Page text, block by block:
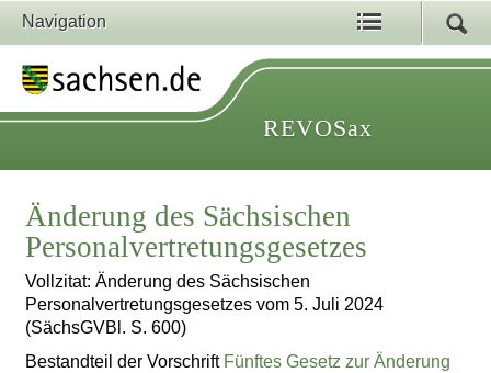
Navigation
REVOSax
Änderung des Sächsischen
Personalvertretungsgesetzes
Vollzitat: Änderung des Sächsischen
Personalvertretungsgesetzes vom 5. Juli 2024
(SächsGVBl. S. 600)
Bestandteil der Vorschrift Fünftes Gesetz zur Änderung